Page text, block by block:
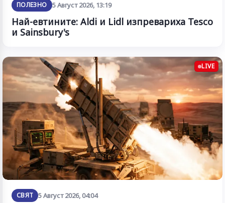
ПОЛЕЗНО 5 Август 2026, 13:19
Най-евтините: Aldi и Lidl изпревариха Tesco
и Sainsbury's
LIVE
СВЯТ 5 Август 2026, 04:04